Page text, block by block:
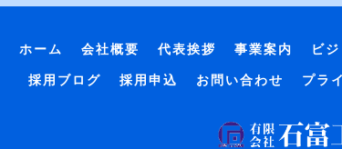
ホーム 会社概要 代表挨拶 事業案内 ビ
採用ブログ
採用申込 お問い合わせ プラ